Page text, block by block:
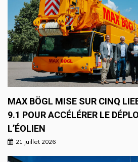
MAX BÖGL MISE SUR CINQ
9.1 POUR ACCÉLÉRER LE
L’ÉOLIEN
21 juillet 2026